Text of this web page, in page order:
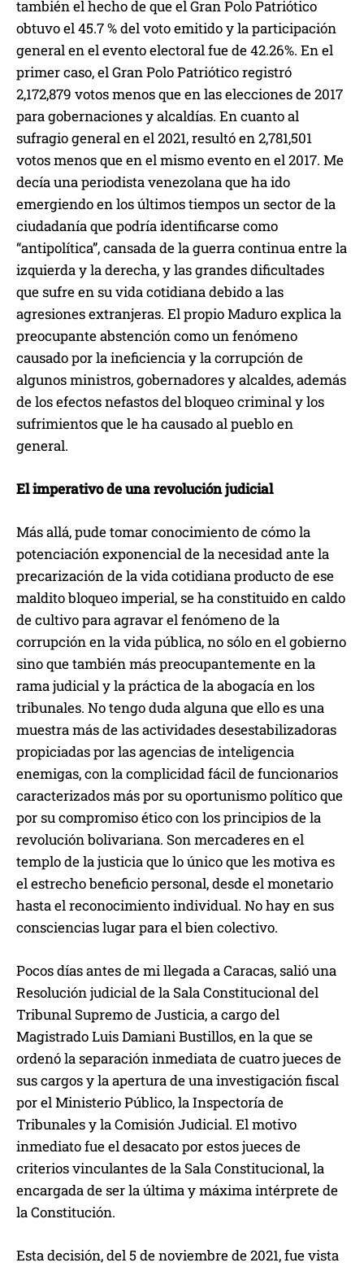
también el hecho de que el Gran Polo Patriótico
obtuvo el 45.7 % del voto emitido y la participación
general en el evento electoral fue de 42.26%. En el
primer caso, el Gran Polo Patriótico registró
2,172,879 votos menos que en las elecciones de 2017
para gobernaciones y alcaldías. En cuanto al
sufragio general en el 2021, resultó en 2,781,501
votos menos que en el mismo evento en el 2017. Me
decía una periodista venezolana que ha ido
emergiendo en los últimos tiempos un sector de la
ciudadanía que podría identificarse como
“antipolítica”, cansada de la guerra continua entre la
izquierda y la derecha, y las grandes dificultades
que sufre en su vida cotidiana debido a las
agresiones extranjeras. El propio Maduro explica la
preocupante abstención como un fenómeno
causado por la ineficiencia y la corrupción de
algunos ministros, gobernadores y alcaldes, además
de los efectos nefastos del bloqueo criminal y los
sufrimientos que le ha causado al pueblo en
general.
El imperativo de una revolución judicial
Más allá, pude tomar conocimiento de cómo la
potenciación exponencial de la necesidad ante la
precarización de la vida cotidiana producto de ese
maldito bloqueo imperial, se ha constituido en caldo
de cultivo para agravar el fenómeno de la
corrupción en la vida pública, no sólo en el gobierno
sino que también más preocupantemente en la
rama judicial y la práctica de la abogacía en los
tribunales. No tengo duda alguna que ello es una
muestra más de las actividades desestabilizadoras
propiciadas por las agencias de inteligencia
enemigas, con la complicidad fácil de funcionarios
caracterizados más por su oportunismo político que
por su compromiso ético con los principios de la
revolución bolivariana. Son mercaderes en el
templo de la justicia que lo único que les motiva es
el estrecho beneficio personal, desde el monetario
hasta el reconocimiento individual. No hay en sus
consciencias lugar para el bien colectivo.
Pocos días antes de mi llegada a Caracas, salió una
Resolución judicial de la Sala Constitucional del
Tribunal Supremo de Justicia, a cargo del
Magistrado Luis Damiani Bustillos, en la que se
ordenó la separación inmediata de cuatro jueces de
sus cargos y la apertura de una investigación fiscal
por el Ministerio Público, la Inspectoría de
Tribunales y la Comisión Judicial. El motivo
inmediato fue el desacato por estos jueces de
criterios vinculantes de la Sala Constitucional, la
encargada de ser la última y máxima intérprete de
la Constitución.
Esta decisión, del 5 de noviembre de 2021, fue vista